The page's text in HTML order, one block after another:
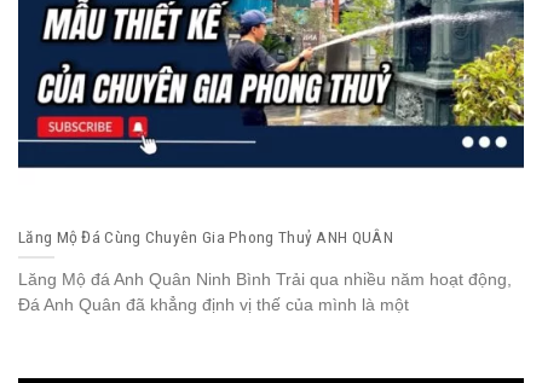
Lăng Mộ Đá Cùng Chuyên Gia Phong Thuỷ ANH QUÂN
Lăng Mộ đá Anh Quân Ninh Bình Trải qua nhiều năm hoạt động,
Đá Anh Quân đã khẳng định vị thế của mình là một